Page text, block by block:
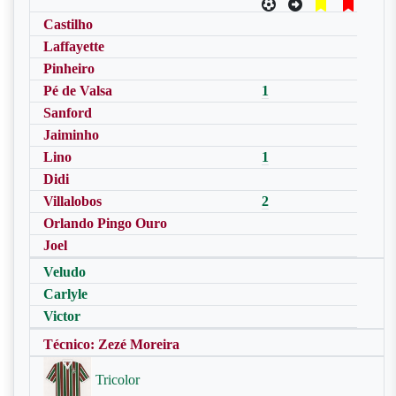
Castilho
Laffayette
Pinheiro
Pé de Valsa
1
Sanford
Jaiminho
Lino
1
Didi
Villalobos
2
Orlando Pingo Ouro
Joel
Veludo
Carlyle
Victor
Técnico: Zezé Moreira
Tricolor